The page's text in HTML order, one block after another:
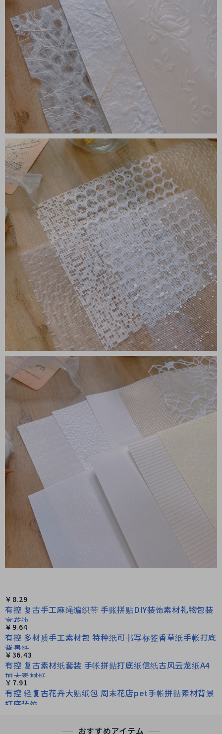
￥8.29
有控 复古手工麻绳编织带 手账拼贴DIY装饰素材礼物包装
宽花边
￥9.64
有控 多材质手工素材包 特种纸可书写标签香草纸手帐打底
背景纸
￥36.43
有控 复古素材纸套装 手帐拼贴打底纸信纸古风云龙纸A4
加大素材纸
￥7.91
有控 轻复古花卉大贴纸包 周末花店pet手帐拼贴素材背景
打底装饰
おすすめアイテム